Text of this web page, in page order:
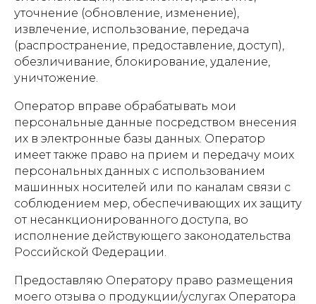
уточнение (обновление, изменение),
извлечение, использование, передача
(распространение, предоставление, доступ),
обезличивание, блокирование, удаление,
уничтожение.
Оператор вправе обрабатывать мои
персональные данные посредством внесения
их в электронные базы данных. Оператор
имеет также право на прием и передачу моих
персональных данных с использованием
машинных носителей или по каналам связи с
соблюдением мер, обеспечивающих их защиту
от несанкционированного доступа, во
исполнение действующего законодательства
Российской Федерации.
Предоставляю Оператору право размещения
моего отзыва о продукции/услугах Оператора